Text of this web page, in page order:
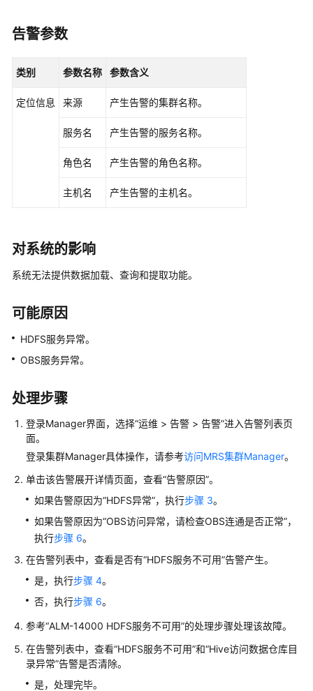
入
门
用
指
集
规
买
MRS
安
集
群
客
端
提
MRS
作
管
理
MRS
告警参数
类别 参数名称 参数含义
定位信息 来源 产生告警的集群名称。
服务名 产生告警的服务名称。
角色名 产生告警的角色名称。
主机名 产生告警的主机名。
对系统的影响
系统无法提供数据加载、查询和提取功能。
可能原因
HDFS服务异常。
OBS服务异常。
处理步骤
登录Manager界面，选择“运维 > 告警 > 告警”进入告警列表页
面。
登录集群Manager具体操作，请参考访问MRS集群Manager。
单击该告警展开详情页面，查看“告警原因”。
如果告警原因为“HDFS异常”，执行步骤 3。
如果告警原因为“OBS访问异常，请检查OBS连通是否正常”，
执行步骤 6。
在告警列表中，查看是否有“HDFS服务不可用”告警产生。
是，执行步骤 4。
否，执行步骤 6。
参考“ALM-14000 HDFS服务不可用”的处理步骤处理该故障。
在告警列表中，查看“HDFS服务不可用”和“Hive访问数据仓库目
录异常”告警是否清除。
是，处理完毕。